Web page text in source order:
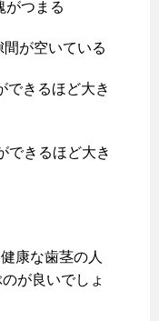
つまる
空いている
るほど大き
きるほど大き
康な歯茎の人
が良いでしょ